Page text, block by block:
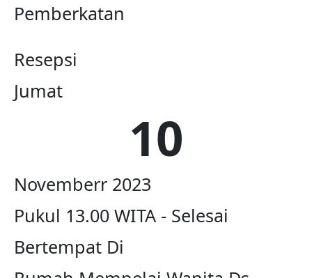
Pemberkatan
Resepsi
Jumat
10
Novemberr 2023
Pukul 13.00 WITA - Selesai
Bertempat Di